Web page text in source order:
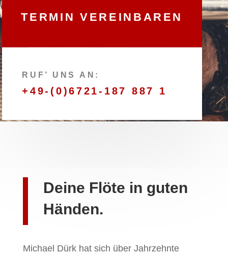
TERMIN VEREINBAREN
RUF’ UNS AN:
+49-(0)6721-187 887 1
Deine Flöte in guten
Händen.
Michael Dürk hat sich über Jahrzehnte